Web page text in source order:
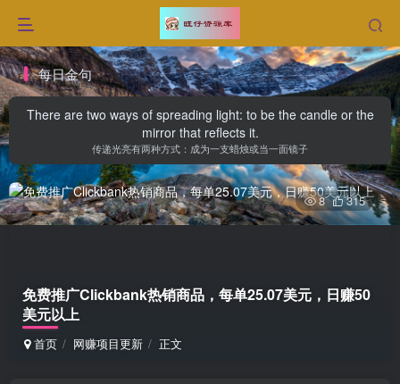
每日金句
There are two ways of spreading light: to be the candle or the
mirror that reflects it.
传递光亮有两种方式：成为一支蜡烛或当一面镜子
免费推广Clickbank热销商品，每单25.07美元，日赚50
美元以上
首页 网赚项目更新 正文
8 315